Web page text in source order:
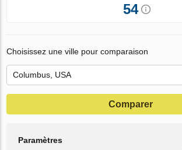
54
Choisissez une ville pour comparaison
Comparer
Paramètres